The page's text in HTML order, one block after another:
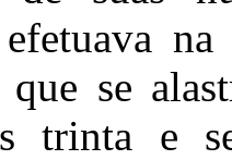
efetuava
que se
trinta e